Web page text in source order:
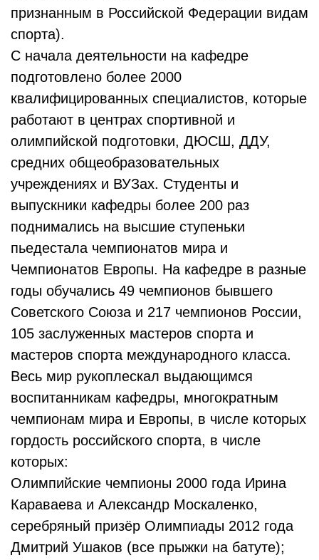
признанным в Российской Федерации видам
спорта).
С начала деятельности на кафедре
подготовлено более 2000
квалифицированных специалистов, которые
работают в центрах спортивной и
олимпийской подготовки, ДЮСШ, ДДУ,
средних общеобразовательных
учреждениях и ВУЗах. Студенты и
выпускники кафедры более 200 раз
поднимались на высшие ступеньки
пьедестала чемпионатов мира и
Чемпионатов Европы. На кафедре в разные
годы обучались 49 чемпионов бывшего
Советского Союза и 217 чемпионов России,
105 заслуженных мастеров спорта и
мастеров спорта международного класса.
Весь мир рукоплескал выдающимся
воспитанникам кафедры, многократным
чемпионам мира и Европы, в числе которых
гордость российского спорта, в числе
которых:
Олимпийские чемпионы 2000 года Ирина
Караваева и Александр Москаленко,
серебряный призёр Олимпиады 2012 года
Дмитрий Ушаков (все прыжки на батуте);